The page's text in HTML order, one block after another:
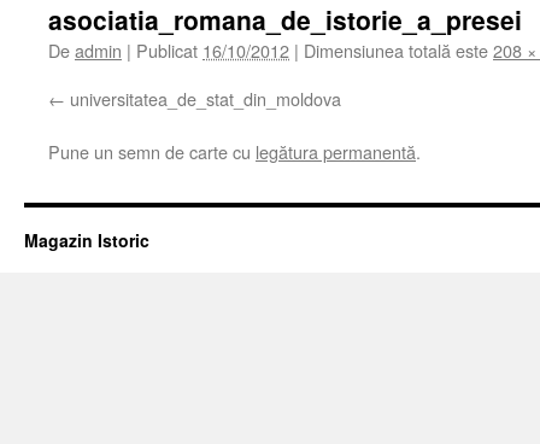
asociatia_romana_de_istorie_a_presei
Deadmin | Publicat 16/10/2012 | Dimensiunea totală este208
universitatea_de_stat_din_moldova
Pune un semn de carte cu legătura permanentă.
Magazin Istoric